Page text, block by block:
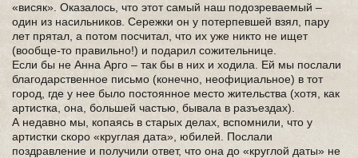
«висяк». Оказалось, что этот самый наш подозреваемый –
один из насильников. Сережки он у потерпевшей взял, пару
лет прятал, а потом посчитал, что их уже никто не ищет
(вообще-то правильно!) и подарил сожительнице.
Если бы не Анна Арго – так бы в них и ходила. Ей мы послали
благодарственное письмо (конечно, неофициальное) в тот
город, где у нее было постоянное место жительства (хотя, как
артистка, она, большей частью, бывала в разъездах).
А недавно мы, копаясь в старых делах, вспомнили, что у
артистки скоро «круглая дата», юбилей. Послали
поздравление и получили ответ, что она до «круглой даты» не